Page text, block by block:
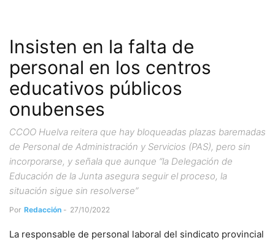
Insisten en la falta de
personal en los centros
educativos públicos
onubenses
CCOO Huelva reitera que hay bloqueadas plazas baremadas
de Personal de Administración y Servicios (PAS), pero sin
incorporarse, y señala que aunque “la Delegación de
Educación de la Junta asegura seguir el proceso, la
situación sigue sin resolverse”
Por Redacción - 27/10/2022
La responsable de personal laboral del sindicato provincial